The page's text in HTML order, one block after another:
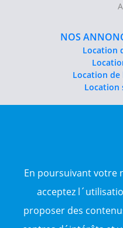
En poursuivant votre
acceptez
proposer des
NOS
Location
Location de
Location